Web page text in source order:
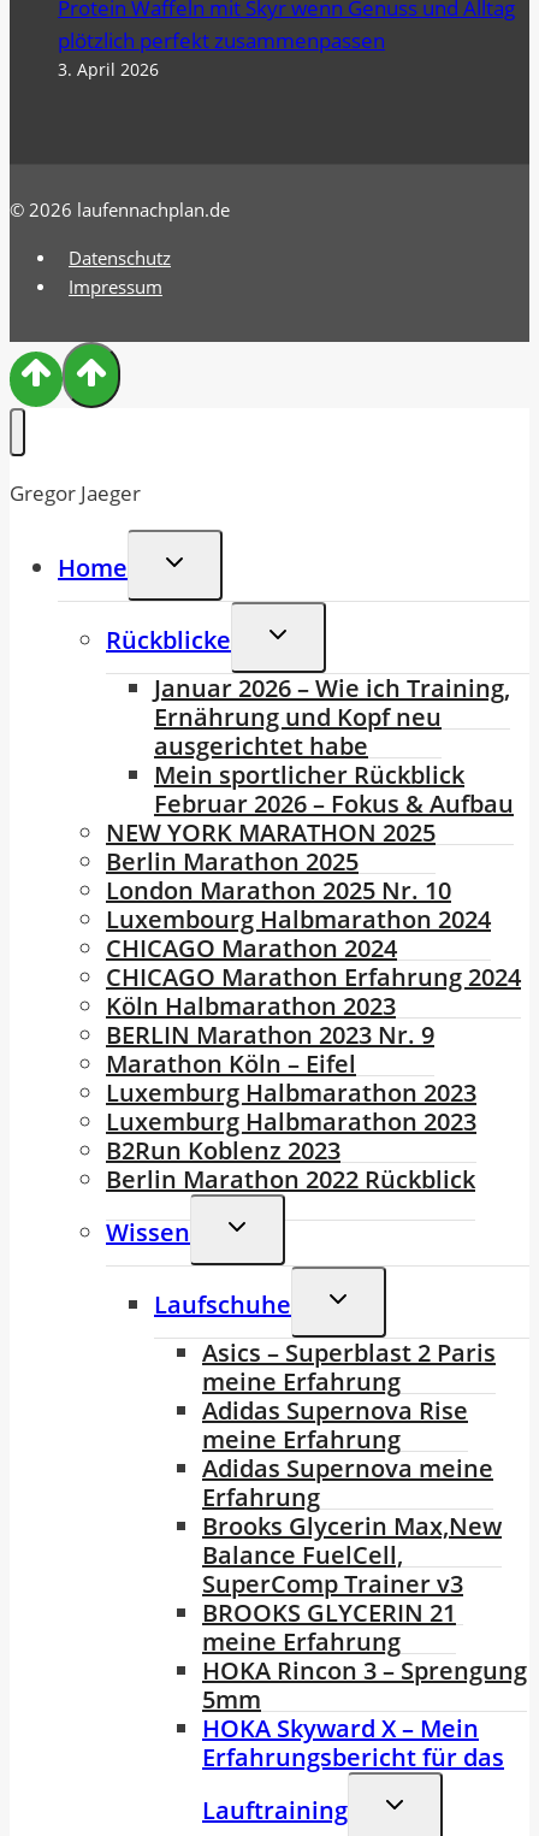
Protein Waffeln mit Skyr wenn Genuss und Alltag
plötzlich perfekt zusammenpassen
3. April 2026
© 2026 laufennachplan.de
Datenschutz
Impressum
Gregor Jaeger
Home
Untermenü
Rückblicke
Untermenü
Januar 2026 – Wie ich Training,
Ernährung und Kopf neu
ausgerichtet habe
Mein sportlicher Rückblick
Februar 2026 – Fokus & Aufbau
NEW YORK MARATHON 2025
Berlin Marathon 2025
London Marathon 2025 Nr. 10
Luxembourg Halbmarathon 2024
CHICAGO Marathon 2024
CHICAGO Marathon Erfahrung 2024
Köln Halbmarathon 2023
BERLIN Marathon 2023 Nr. 9
Marathon Köln – Eifel
Luxemburg Halbmarathon 2023
Luxemburg Halbmarathon 2023
B2Run Koblenz 2023
Berlin Marathon 2022 Rückblick
Wissen
Untermenü
Laufschuhe
Untermenü
Asics – Superblast 2 Paris
meine Erfahrung
Adidas Supernova Rise
meine Erfahrung
Adidas Supernova meine
Erfahrung
Brooks Glycerin Max,New
Balance FuelCell,
SuperComp Trainer v3
BROOKS GLYCERIN 21
meine Erfahrung
HOKA Rincon 3 – Sprengung
5mm
HOKA Skyward X – Mein
Erfahrungsbericht für das
Lauftraining
Untermenü